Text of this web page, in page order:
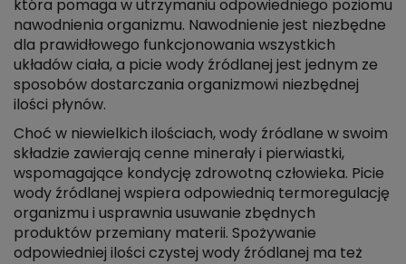
która pomaga w utrzymaniu odpowiedniego poziomu
nawodnienia organizmu. Nawodnienie jest niezbędne
dla prawidłowego funkcjonowania wszystkich
układów ciała, a picie wody źródlanej jest jednym ze
sposobów dostarczania organizmowi niezbędnej
ilości płynów.
Choć w niewielkich ilościach, wody źródlane w swoim
składzie zawierają cenne minerały i pierwiastki,
wspomagające kondycję zdrowotną człowieka. Picie
wody źródlanej wspiera odpowiednią termoregulację
organizmu i usprawnia usuwanie zbędnych
produktów przemiany materii. Spożywanie
odpowiedniej ilości czystej wody źródlanej ma też